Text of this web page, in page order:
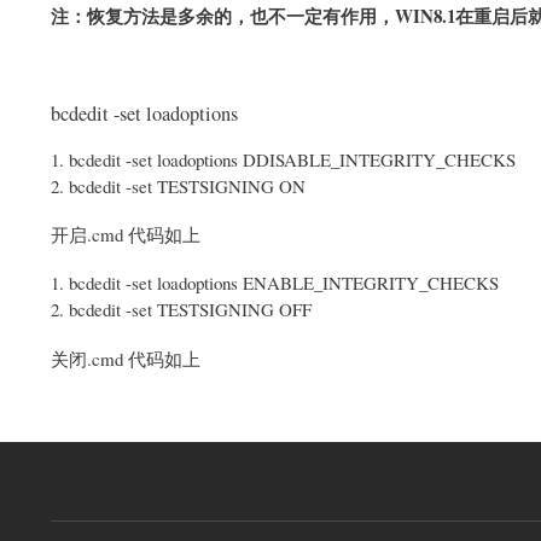
注：恢复方法是多余的，也不一定有作用，WIN8.1在重启后
bcdedit -set loadoptions
bcdedit -set loadoptions DDISABLE_INTEGRITY_CHECKS
bcdedit -set TESTSIGNING ON
开启.cmd 代码如上
bcdedit -set loadoptions ENABLE_INTEGRITY_CHECKS
bcdedit -set TESTSIGNING OFF
关闭.cmd 代码如上